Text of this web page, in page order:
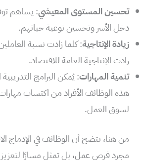
تحسين المستوى المعيشي: يساهم
دخل الأسر وتحسين نوعية حياتهم.
زيادة الإنتاجية: كلما زادت نسبة
زادت الإنتاجية العامة للاقتصاد.
تنمية المهارات: يُمكن البرامج
هذه الوظائف الأفراد من اكتساب
لسوق العمل.
من هنا، يتضح أن الوظائف في الإدماج
مجرد فرص عمل، بل تمثل مسارًا لتعزيز